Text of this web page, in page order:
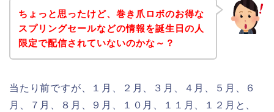
ちょっと思ったけど、巻き爪ロボのお得な
スプリングセールなどの情報を誕生日の人
限定で配信されていないのかな～？
当たり前ですが、１月、２月、３月、４月、５月、６
月、７月、８月、９月、１０月、１１月、１２月と、